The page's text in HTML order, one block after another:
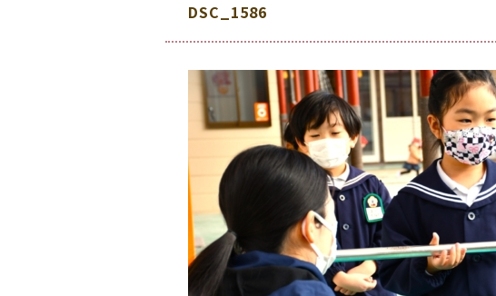
DSC_1586